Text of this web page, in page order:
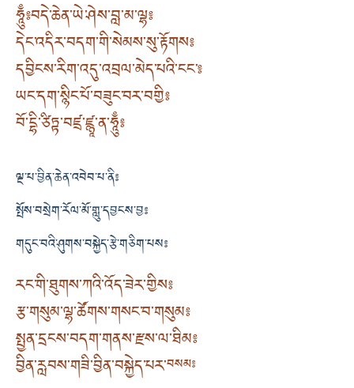
ཧཱུྃ༔ བདེ་ཆེན་ཡེ་ཤེས་བླ་མ་ལྷ༔
དེང་འདིར་བདག་གི་སེམས་སུ་རྟོགས༔
དབྱིངས་རིག་འདུ་འབྲལ་མེད་པའི་ངང་༔
ཡང་དག་སྙིང་པོ་བཟུང་བར་བགྱི༔
བོ་དྷི་ཙིཏྟ་བཛྲ་ཛྙཱ་ན་ཧཱུྃ༔
ལྔ་པ་བྱིན་ཆེན་འབེབ་པ་ནི༔
སྤོས་བསྲེག་རོལ་མོ་གླུ་དབྱངས་བྱ༔
གདུང་བའི་ཤུགས་བསྐྱེད་རྩེ་གཅིག་པས༔
རང་གི་ཐུགས་ཀའི་འོད་ཟེར་གྱིས༔
རྩ་གསུམ་ལྷ་ཚོགས་གསང་བ་གསུམ༔
སྤྱན་དྲངས་བདག་གནས་རྫས་ལ་ཐིམ༔
བྱིན་རླབས་གཟི་བྱིན་བསྐྱེད་པར་བསམ༔